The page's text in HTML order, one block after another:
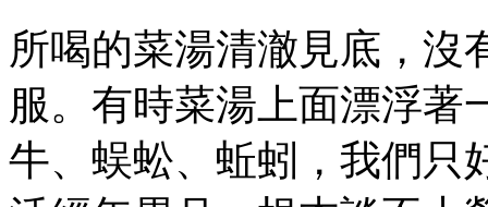
所喝的菜湯清澈見底，沒
服。有時菜湯上面漂浮著
牛、蜈蚣、蚯蚓，我們只